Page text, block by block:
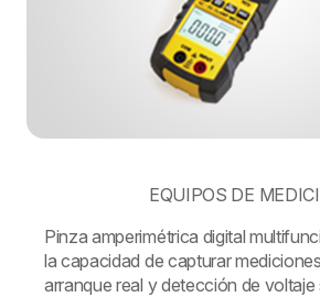
EQUIPOS DE
Pinza amperimétrica digital
la capacidad de capturar
arranque real y detección de